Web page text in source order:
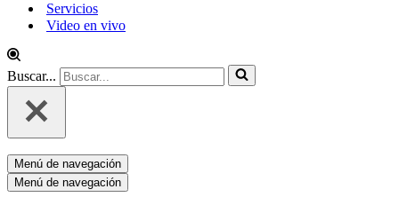
Servicios
Video en vivo
Buscar...
Menú de navegación
Menú de navegación